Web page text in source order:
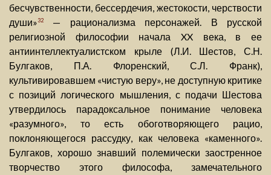
бесчувственности, бессердечия, жестокости, черствости
души»32
— рационализма персонажей. В русской
религиозной философии начала XX века, в ее
антиинтеллектуалистском крыле (Л.И. Шестов, С.Н.
Булгаков, П.А. Флоренский, С.Л. Франк),
культивировавшем «чистую веру», не доступную критике
с позиций логического мышления, с подачи Шестова
утвердилось парадоксальное понимание человека
«разумного», то есть обоготворяющего рацио,
поклоняющегося рассудку, как человека «каменного».
Булгаков, хорошо знавший полемически заостренное
творчество этого философа, замечательного